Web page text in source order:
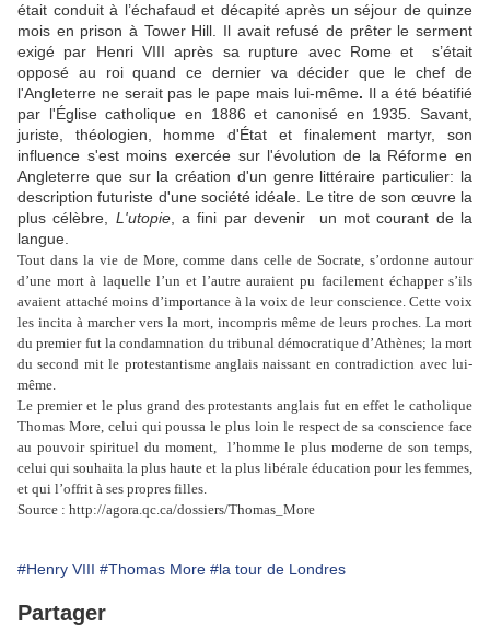
était conduit à l’échafaud et décapité après un séjour de quinze
mois en prison à Tower Hill. Il avait refusé de prêter le serment
exigé par Henri VIII après sa rupture avec Rome et
s’était
opposé au roi quand ce dernier va décider que le chef de
l'Angleterre ne serait pas le pape mais lui-même. Il a été béatifié
par l'Église catholique en 1886 et canonisé en 1935. Savant,
juriste, théologien, homme d'État et finalement martyr, son
influence s'est moins exercée sur l'évolution de la Réforme en
Angleterre que sur la création d'un genre littéraire particulier: la
description futuriste d'une société idéale. Le titre de son œuvre la
plus célèbre, L'utopie, a fini par devenir
un mot courant de la
langue.
Tout dans la vie de More, comme dans celle de Socrate, s’ordonne autour
d’une mort à laquelle l’un et l’autre auraient pu facilement échapper s’ils
avaient attaché moins d’importance à la voix de leur conscience. Cette voix
les incita à marcher vers la mort, incompris même de leurs proches. La mort
du premier fut la condamnation du tribunal démocratique d’Athènes; la mort
du second mit le protestantisme anglais naissant en contradiction avec lui-
même.
Le premier et le plus grand des protestants anglais fut en effet le catholique
Thomas More, celui qui poussa le plus loin le respect de sa conscience face
au pouvoir spirituel du moment,
l’homme le plus moderne de son temps,
celui qui souhaita la plus haute et la plus libérale éducation pour les femmes,
et qui l’offrit à ses propres filles.
Source : http://agora.qc.ca/dossiers/Thomas_More
#Henry VIII #Thomas More #la tour de Londres
Partager